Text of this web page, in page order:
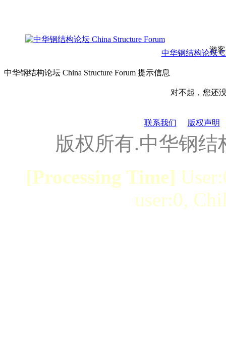
游
中华钢结构论坛
中华钢结构论坛 China Structure Forum 提示信息
对不起，您还
联系我们 版权声明
版权所有.中华钢
[Processing Time]
user:0,